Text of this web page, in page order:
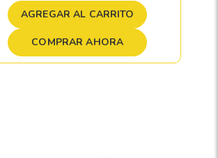
AGREGAR AL CARRITO
COMPRAR AHORA